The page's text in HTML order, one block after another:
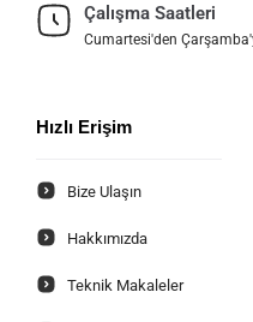
Çalışma Saatleri
Cumartesi'den
Hızlı Erişim
Bize Ulaşın
Hakkımızda
Teknik Makaleler